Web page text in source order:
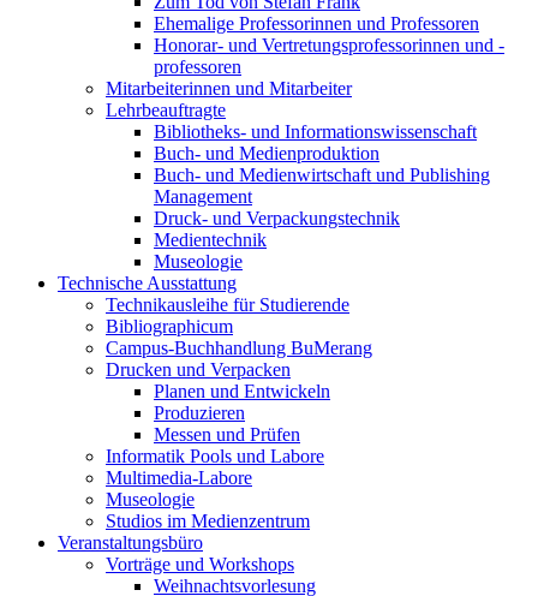
Ehemalige Professorinnen und Professoren
Honorar- und Vertretungsprofessorinnen und -
professoren
Mitarbeiterinnen und Mitarbeiter
Lehrbeauftragte
Bibliotheks- und Informationswissenschaft
Buch- und Medienproduktion
Buch- und Medienwirtschaft und Publishing
Management
Druck- und Verpackungstechnik
Medientechnik
Museologie
Technische Ausstattung
Technikausleihe für Studierende
Bibliographicum
Campus-Buchhandlung BuMerang
Drucken und Verpacken
Planen und Entwickeln
Produzieren
Messen und Prüfen
Informatik Pools und Labore
Multimedia-Labore
Museologie
Studios im Medienzentrum
Veranstaltungsbüro
Vorträge und Workshops
Weihnachtsvorlesung